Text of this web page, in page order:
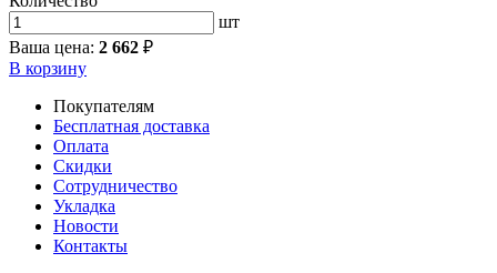
шт
Ваша цена: 2 662 ₽
В корзину
Покупателям
Бесплатная доставка
Оплата
Скидки
Сотрудничество
Укладка
Новости
Контакты